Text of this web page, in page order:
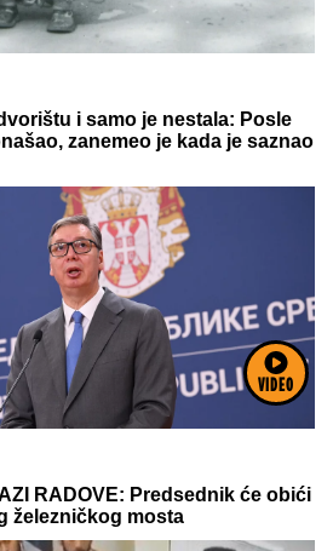
VIDEO
na stres? Evo šta kaže
Црна Гора следећа у војном
и Приштине